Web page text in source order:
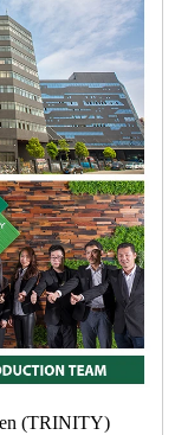
(TRINITY)